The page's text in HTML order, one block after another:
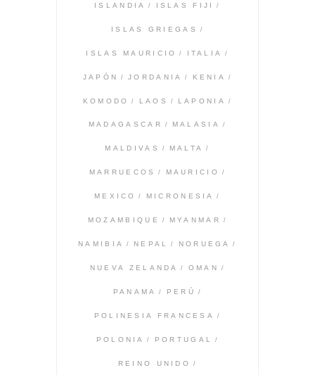
ISLANDIA ISLAS FIJI
ISLAS GRIEGAS
ISLAS MAURICIO ITALIA
JAPÓN JORDANIA KENIA
KOMODO LAOS LAPONIA
MADAGASCAR MALASIA
MALDIVAS MALTA
MARRUECOS MAURICIO
MEXICO MICRONESIA
MOZAMBIQUE MYANMAR
NAMIBIA NEPAL NORUEGA
NUEVA ZELANDA OMAN
PANAMA PERÚ
POLINESIA FRANCESA
POLONIA PORTUGAL
REINO UNIDO